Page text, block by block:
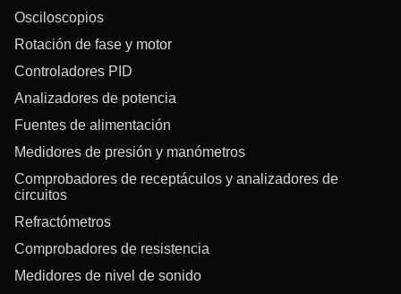
Osciloscopios
Rotación de fase y motor
Controladores PID
Analizadores de potencia
Fuentes de alimentación
Medidores de presión y manómetros
Comprobadores de receptáculos y analizadores de
circuitos
Refractómetros
Comprobadores de resistencia
Medidores de nivel de sonido